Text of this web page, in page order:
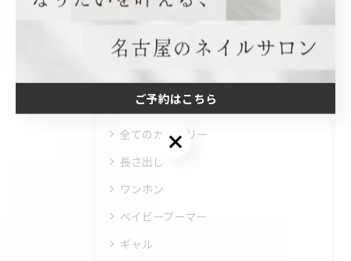
#新規様
#歓迎
カテゴリー
全てのカテゴリー
長さ出し
ワンホン
ベイビーブーマー
ギャル
ご予約はこちら
ご予約はこちら